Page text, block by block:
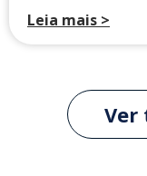
Leia mais >
Ver